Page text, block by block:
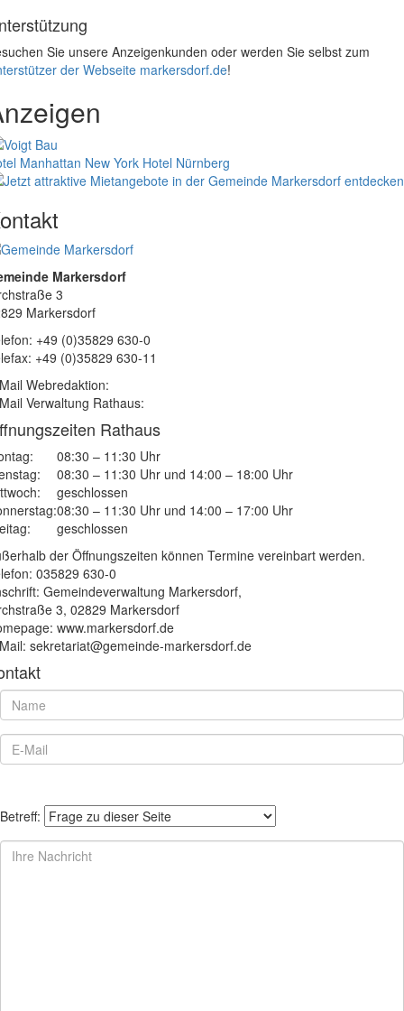
Sie unsere Anzeigenkunden oder werden Sie selbst zum
der Webseite markersdorf.de!
Manhattan New York Hotel Nürnberg
Markersdorf
3
Markersdorf
+49 (0)35829 630-0
+49 (0)35829 630-11
Webredaktion:
Verwaltung Rathaus:
Rathaus
08:30 – 11:30 Uhr
08:30 – 11:30 Uhr und 14:00 – 18:00 Uhr
geschlossen
08:30 – 11:30 Uhr und 14:00 – 17:00 Uhr
geschlossen
der Öffnungszeiten können Termine vereinbart werden.
035829 630-0
Gemeindeverwaltung Markersdorf,
3, 02829 Markersdorf
www.markersdorf.de
sekretariat@gemeinde-markersdorf.de
Betreff: